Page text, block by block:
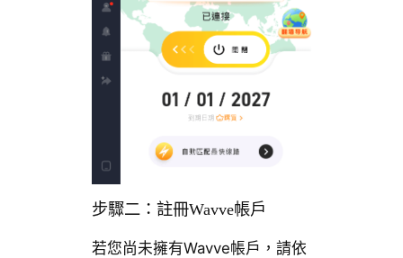
步驟二：註冊Wavve帳戶
若您尚未擁有Wavve帳戶，請依